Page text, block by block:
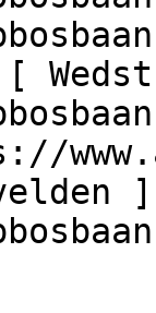
[
]